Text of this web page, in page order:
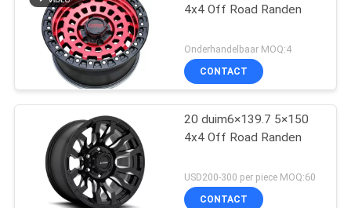
4x4 Off Road Randen
Onderhandelbaar MOQ:4
CONTACT
20 duim6×139.7 5×150
4x4 Off Road Randen
USD200-300 per piece MOQ:60
CONTACT